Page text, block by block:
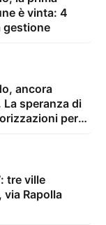
è vinta: 4
gestione
ancora
speranza di
per
tre ville
Rapolla